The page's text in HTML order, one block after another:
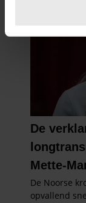
verwerkt en
intrekken in de
We gebruiken
personaliseren,
en om ons
informatie over
partners voor
partners
informatie die u
verzameld op
gaat akkoord
gebruiken.